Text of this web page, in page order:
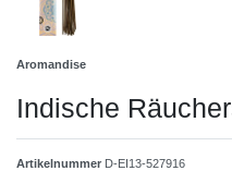
Aromandise
Indische
Artikelnummer D-EI13-527916